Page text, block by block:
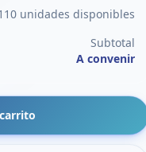
unidades disponibles
Subtotal
A convenir